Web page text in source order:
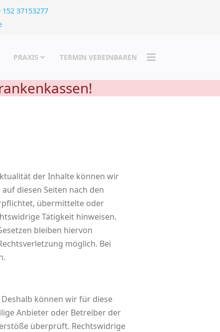
152 37153277
PRAXIS TERMIN VEREINBAREN
der Inhalte können wir
diesen Seiten nach den
übermittelte oder
Tätigkeit hinweisen.
bleiben hiervon
möglich. Bei
können wir für diese
Anbieter oder Betreiber der
überprüft. Rechtswidrige